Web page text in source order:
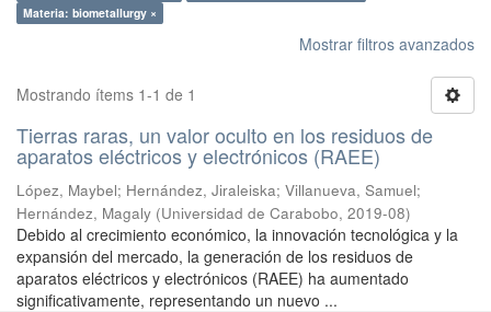
Materia: biometallurgy ×
Mostrar filtros avanzados
Mostrando ítems 1-1 de 1
Tierras raras, un valor oculto en los residuos de
aparatos eléctricos y electrónicos (RAEE)
López, Maybel; Hernández, Jiraleiska; Villanueva, Samuel;
Hernández, Magaly (Universidad de Carabobo, 2019-08)
Debido al crecimiento económico, la innovación tecnológica y la
expansión del mercado, la generación de los residuos de
aparatos eléctricos y electrónicos (RAEE) ha aumentado
significativamente, representando un nuevo ...